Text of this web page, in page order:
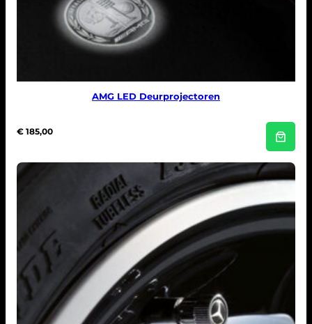
AMG LED Deurprojectoren
€ 185,00